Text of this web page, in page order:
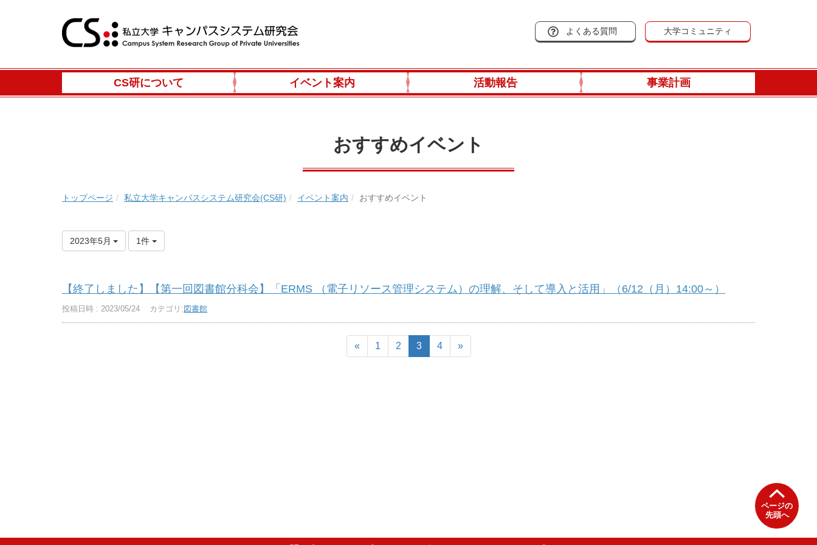
よくある質問 大学コミュニティ
CS研について イベント案内 活動報告 事業計画
おすすめイベント
トップページ 私立大学キャンパスシステム研究会(CS研) イベント案内 おすすめイベント
2023年5月 1件
【終了しました】【第一回図書館分科会】「ERMS （電子リソース管理システム）の理解、そして導入と活用」（6/12（月）14:00～）
投稿日時 : 2023/05/24 カテゴリ: 図書館
« 1 2 3 4 »
ページの
先頭へ